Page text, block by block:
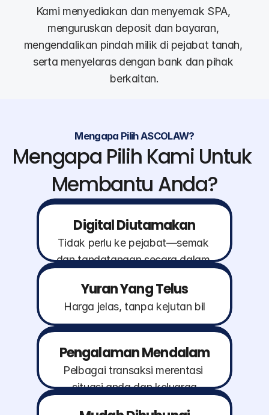
Kami menyediakan dan menyemak SPA,
menguruskan deposit dan bayaran,
mengendalikan pindah milik di pejabat tanah,
serta menyelaras dengan bank dan pihak
berkaitan.
Mengapa Pilih ASCOLAW?
Mengapa Pilih Kami Untuk
Membantu Anda?
Digital Diutamakan
Tidak perlu ke pejabat—semak
dan tandatangan secara dalam
Yuran Yang Telus
Harga jelas, tanpa kejutan bil
Pengalaman Mendalam
Pelbagai transaksi merentasi
situasi anda dan keluarga